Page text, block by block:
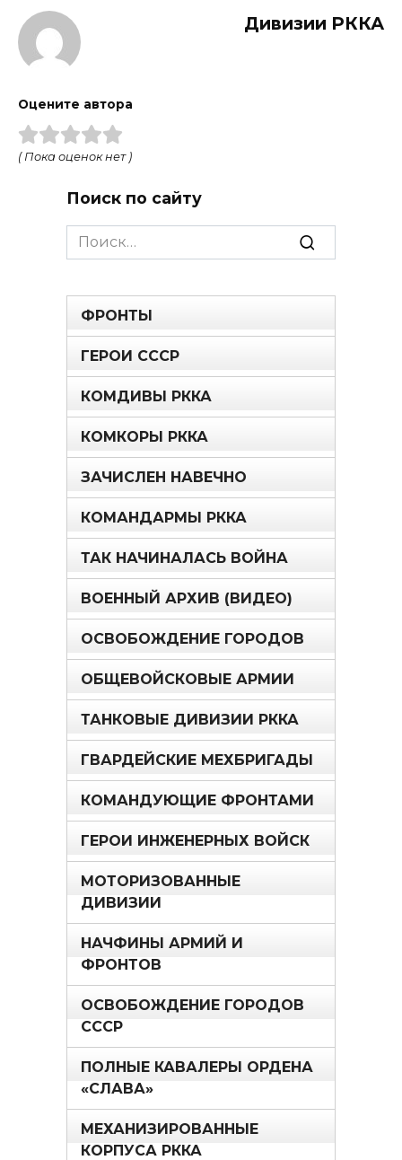
Дивизии РККА
Оцените автора
( Пока оценок нет )
Поиск по сайту
Search
for:
ФРОНТЫ
ГЕРОИ СССР
КОМДИВЫ РККА
КОМКОРЫ РККА
ЗАЧИСЛЕН НАВЕЧНО
КОМАНДАРМЫ РККА
ТАК НАЧИНАЛАСЬ ВОЙНА
ВОЕННЫЙ АРХИВ (ВИДЕО)
ОСВОБОЖДЕНИЕ ГОРОДОВ
ОБЩЕВОЙСКОВЫЕ АРМИИ
ТАНКОВЫЕ ДИВИЗИИ РККА
ГВАРДЕЙСКИЕ МЕХБРИГАДЫ
КОМАНДУЮЩИЕ ФРОНТАМИ
ГЕРОИ ИНЖЕНЕРНЫХ ВОЙСК
МОТОРИЗОВАННЫЕ
ДИВИЗИИ
НАЧФИНЫ АРМИЙ И
ФРОНТОВ
ОСВОБОЖДЕНИЕ ГОРОДОВ
СССР
ПОЛНЫЕ КАВАЛЕРЫ ОРДЕНА
«СЛАВА»
МЕХАНИЗИРОВАННЫЕ
КОРПУСА РККА